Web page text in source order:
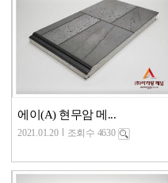
에이(A) 현무암 메...
2021.01.20 조회수 4630